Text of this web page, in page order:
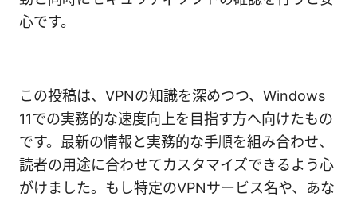
心です。
この投稿は、VPNの知識を深めつつ、Windows
11での実務的な速度向上を目指す方へ向けたもの
です。最新の情報と実務的な手順を組み合わせ、
読者の用途に合わせてカスタマイズできるよう心
がけました。もし特定のVPNサービス名や、あな